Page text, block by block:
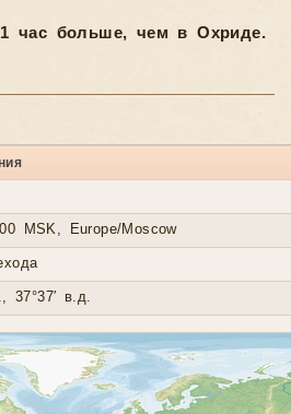
час больше, чем в Охриде.
MSK, Europe/Moscow
37°37′ в.д.